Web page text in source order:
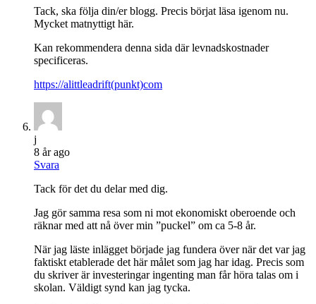
Tack, ska följa din/er blogg. Precis börjat läsa igenom nu.
Mycket matnyttigt här.
Kan rekommendera denna sida där levnadskostnader
specificeras.
https://alittleadrift(punkt)com
j
8 år ago
Svara
Tack för det du delar med dig.
Jag gör samma resa som ni mot ekonomiskt oberoende och
räknar med att nå över min ”puckel” om ca 5-8 år.
När jag läste inlägget började jag fundera över när det var jag
faktiskt etablerade det här målet som jag har idag. Precis som
du skriver är investeringar ingenting man får höra talas om i
skolan. Väldigt synd kan jag tycka.